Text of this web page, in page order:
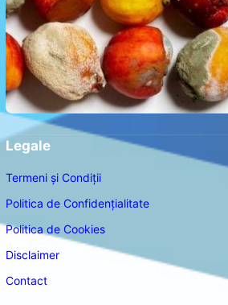
Legale
Termeni și Condiții
Politica de Confidențialitate
Politica de Cookies
Disclaimer
Contact